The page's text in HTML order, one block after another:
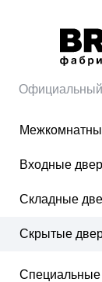
Официальный
Входные
Складные
Скрытые
Специальные